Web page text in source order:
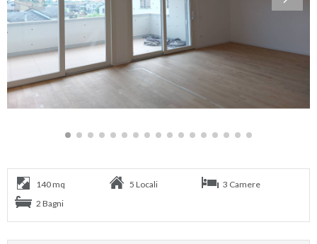
140 mq 5 Locali
3 Camere
2 Bagni